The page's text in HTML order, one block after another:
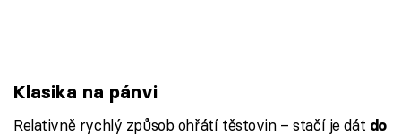
Klasika na pánvi
Relativně rychlý způsob ohřátí těstovin – stačí je dát do